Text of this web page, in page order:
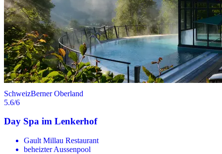
SchweizBerner Oberland
5.6/6
Day Spa im Lenkerhof
Gault Millau Restaurant
beheizter Aussenpool